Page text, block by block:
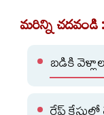
మరిన్ని చదవండి :
బడికి